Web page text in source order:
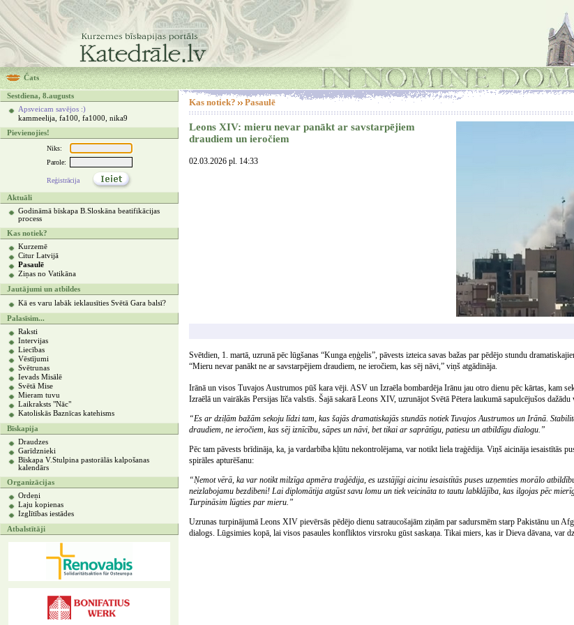
Čats
Sestdiena, 8.augusts
Apsveicam savējos :)
kammeelija, fa100, fa1000, nika9
Pievienojies!
Niks:
Parole:
Reģistrācija
Aktuāli
Godināmā bīskapa B.Sloskāna beatifikācijas
process
Kas notiek?
Kurzemē
Citur Latvijā
Pasaulē
Ziņas no Vatikāna
Jautājumi un atbildes
Kā es varu labāk ieklausīties Svētā Gara balsī?
Palasīsim...
Raksti
Intervijas
Liecības
Vēstījumi
Svētrunas
Ievads Misālē
Svētā Mise
Mieram tuvu
Laikraksts "Nāc"
Katoliskās Baznīcas katehisms
Bīskapija
Draudzes
Garīdznieki
Bīskapa V.Stulpina pastorālās kalpošanas
kalendārs
Organizācijas
Ordeņi
Laju kopienas
Izglītības iestādes
Atbalstītāji
Kas notiek? Pasaulē
Leons XIV: mieru nevar panākt ar savstarpējiem
draudiem un ieročiem
02.03.2026 pl. 14:33
Svētdien, 1. martā, uzrunā pēc lūgšanas “Kunga eņģelis”, pāvests izteica savas bažas par pēdējo stundu
“Mieru nevar panākt ne ar savstarpējiem draudiem, ne ieročiem, kas sēj nāvi,” viņš atgādināja.
Irānā un visos Tuvajos Austrumos pūš kara vēji. ASV un Izraēla bombardēja Irānu jau otro dienu pēc kārtas, kam
Izraēlā un vairākās Persijas līča valstīs. Šajā sakarā Leons XIV, uzrunājot Svētā Pētera laukumā sapulcējušos
“Es ar dziļām bažām sekoju līdzi tam, kas šajās dramatiskajās stundās notiek Tuvajos Austrumos un Irānā.
draudiem, ne ieročiem, kas sēj iznīcību, sāpes un nāvi, bet tikai ar saprātīgu, patiesu un atbildīgu dialogu.”
Pēc tam pāvests brīdināja, ka, ja vardarbība kļūtu nekontrolējama, var notikt liela traģēdija. Viņš aicināja iesaistītās
spirāles apturēšanu:
“Ņemot vērā, ka var notikt milzīga apmēra traģēdija, es uzstājīgi aicinu iesaistītās puses uzņemties morālo
neizlabojamu bezdibeni! Lai diplomātija atgūst savu lomu un tiek veicināta to tautu labklājība, kas ilgojas pēc
Turpināsim lūgties par mieru.”
Uzrunas turpinājumā Leons XIV pievērsās pēdējo dienu satraucošajām ziņām par sadursmēm starp Pakistānu un
dialogs. Lūgsimies kopā, lai visos pasaules konfliktos virsroku gūst saskaņa. Tikai miers, kas ir Dieva dāvana, var